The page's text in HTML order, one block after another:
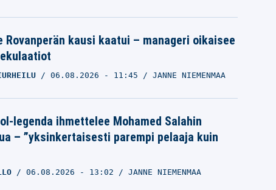
Rovanperän kausi kaatui – manageri oikaisee
06.08.2026 - 11:45 JANNE NIEMENMAA
legenda ihmettelee Mohamed Salahin
– ”yksinkertaisesti parempi pelaaja kuin
06.08.2026 - 13:02 JANNE NIEMENMAA